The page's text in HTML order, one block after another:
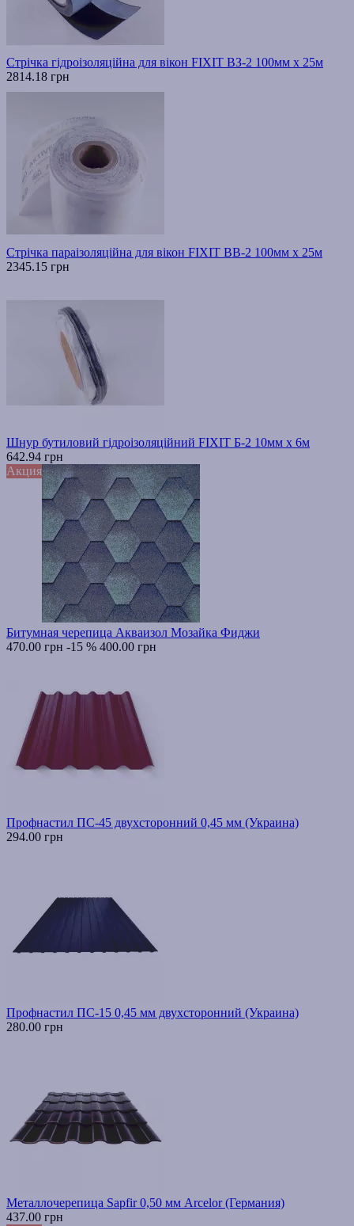
Стрічка гідроізоляційна для вікон FIXIT ВЗ-2 100мм х 25м
2814.18 грн
Стрічка параізоляційна для вікон FIXIT ВВ-2 100мм х 25м
2345.15 грн
Шнур бутиловий гідроізоляційний FIXIT Б-2 10мм х 6м
642.94 грн
Акция
Битумная черепица Акваизол Мозайка Фиджи
470.00 грн -15 % 400.00 грн
Профнастил ПС-45 двухсторонний 0,45 мм (Украина)
294.00 грн
Профнастил ПС-15 0,45 мм двухсторонний (Украина)
280.00 грн
Металлочерепица Sapfir 0,50 мм Arcelor (Германия)
437.00 грн